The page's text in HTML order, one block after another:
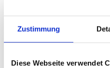
Zustimmung
Diese Webseite verwendet
werden vollautomatisch und
Kinderbehandlung
Kinder dürfen durch